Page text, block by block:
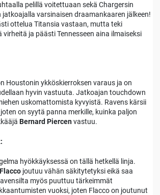
pelillä voitettuaan sekä Chargersin
jatkoajalla varsinaisen draamankaaren jälkeen!
ottelua Titansia vastaan, mutta teki
ja päästi Tennesseen aina ilmaiseksi
Houstonin ykköskierroksen varaus ja on
hyvin vastuuta. Jatkoajan touchdown
uskomattomista kyvyistä. Ravens kärsii
on syytä panna merkille, kuinka paljon
Bernard Piercenvastuu.
hyökkäyksessä on tällä hetkellä linja.
joutuu vähän säkitytetyksi eikä saa
myös puuttuu tärkeimmät
vuoksi, joten Flacco on joutunut